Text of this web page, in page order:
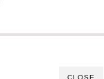
CLOSE